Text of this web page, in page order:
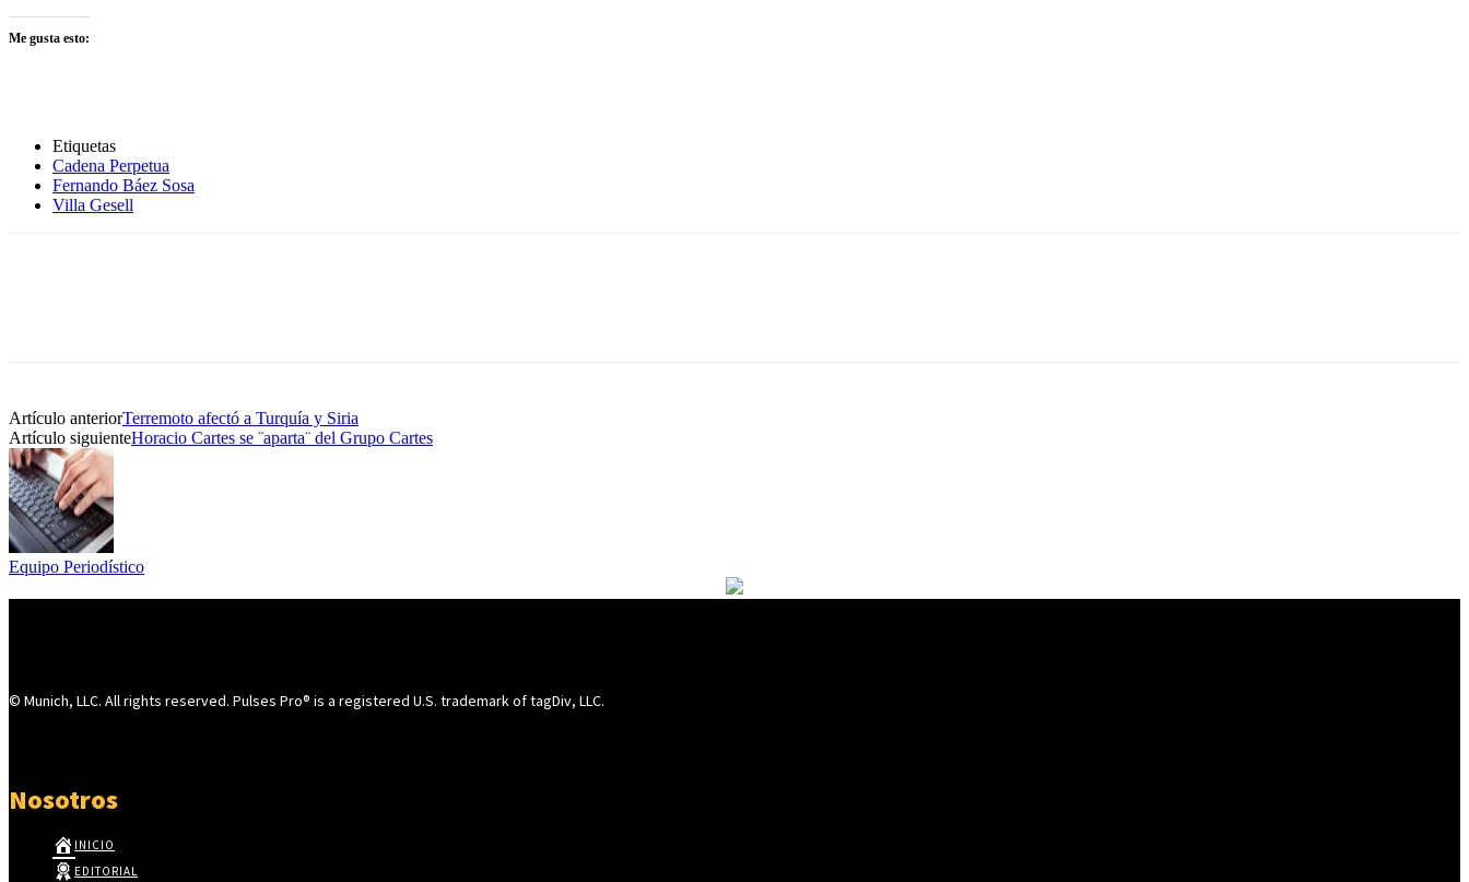
Me gusta esto:
Etiquetas
Cadena Perpetua
Fernando Báez Sosa
Villa Gesell
Artículo anteriorTerremoto afectó a Turquía y Siria
Artículo siguienteHoracio Cartes se ¨aparta¨ del Grupo Cartes
Equipo Periodístico
© Munich, LLC. All rights reserved. Pulses Pro® is a registered U.S. trademark of tagDiv, LLC.
Nosotros
INICIO
EDITORIAL